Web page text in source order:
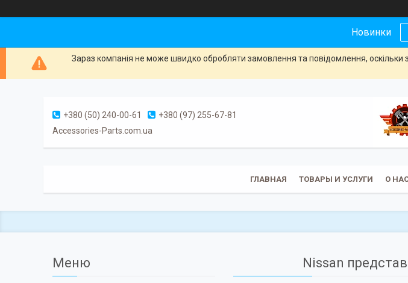
Новинки
Зараз компанія не може швидко обробляти замовлення та повідомлення,
+380 (50) 240-00-61
+380 (97) 255-67-81
Accessories-Parts.com.ua
ГЛАВНАЯ ТОВАРЫ И УСЛУГИ О
Nissan